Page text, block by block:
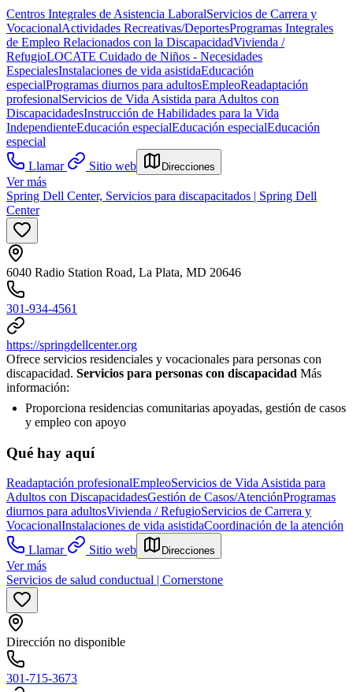
Centros Integrales de Asistencia LaboralServicios de Carrera y
VocacionalActividades Recreativas/DeportesProgramas Integrales
de Empleo Relacionados con la DiscapacidadVivienda /
RefugioLOCATE Cuidado de Niños - Necesidades
EspecialesInstalaciones de vida asistidaEducación
especialProgramas diurnos para adultosEmpleoReadaptación
profesionalServicios de Vida Asistida para Adultos con
DiscapacidadesInstrucción de Habilidades para la Vida
IndependienteEducación especialEducación especialEducación
especial
Llamar
Sitio web Direcciones
Ver más
Spring Dell Center, Servicios para discapacitados | Spring Dell
Center
6040 Radio Station Road, La Plata, MD 20646
301-934-4561
https://springdellcenter.org
Ofrece servicios residenciales y vocacionales para personas con
discapacidad. Servicios para personas con discapacidad Más
información:
Proporciona residencias comunitarias apoyadas, gestión de casos
y empleo con apoyo
Qué hay aquí
Readaptación profesionalEmpleoServicios de Vida Asistida para
Adultos con DiscapacidadesGestión de Casos/AtenciónProgramas
diurnos para adultosVivienda / RefugioServicios de Carrera y
VocacionalInstalaciones de vida asistidaCoordinación de la atención
Llamar
Sitio web Direcciones
Ver más
Servicios de salud conductual | Cornerstone
Dirección no disponible
301-715-3673